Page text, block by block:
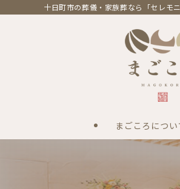
十日町市の葬儀・家族葬なら「セレモ
まごころにつ